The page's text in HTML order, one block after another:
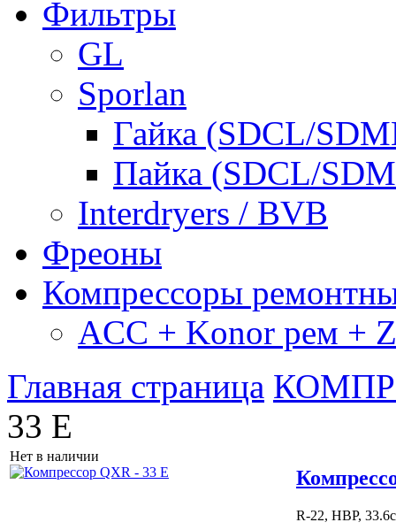
Фильтры
GL
Sporlan
Гайка (SDCL/
Пайка (SDCL/
Interdryers / BVB
Фреоны
Компрессоры
ACC + Konor рем +
Главная страница
33 E
Нет в наличии
R-22, HBP,